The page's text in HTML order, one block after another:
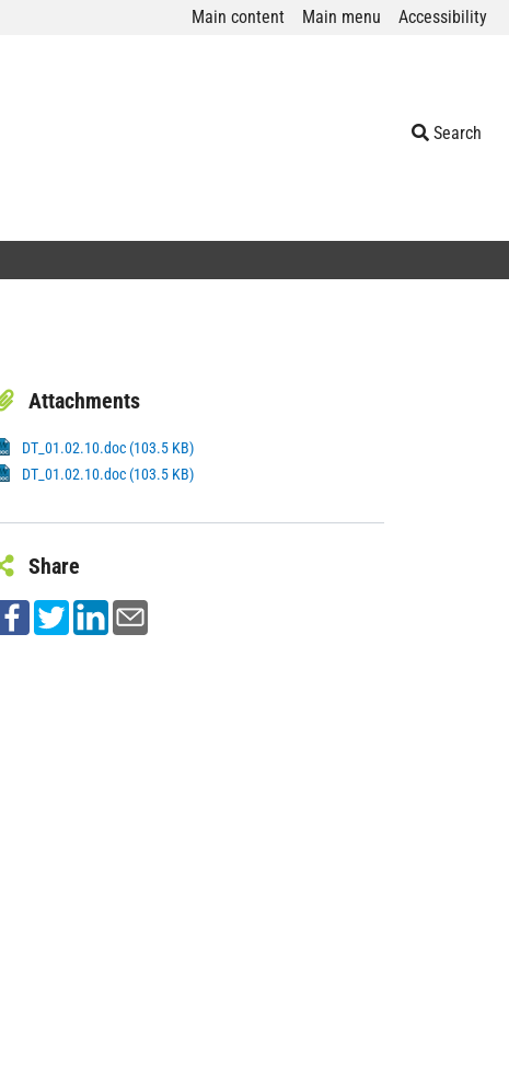
Main content Main menu Accessibility
Search
Attachments
DT_01.02.10.doc (103.5 KB)
DT_01.02.10.doc (103.5 KB)
Share